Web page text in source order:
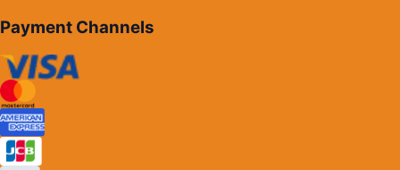
Payment Channels